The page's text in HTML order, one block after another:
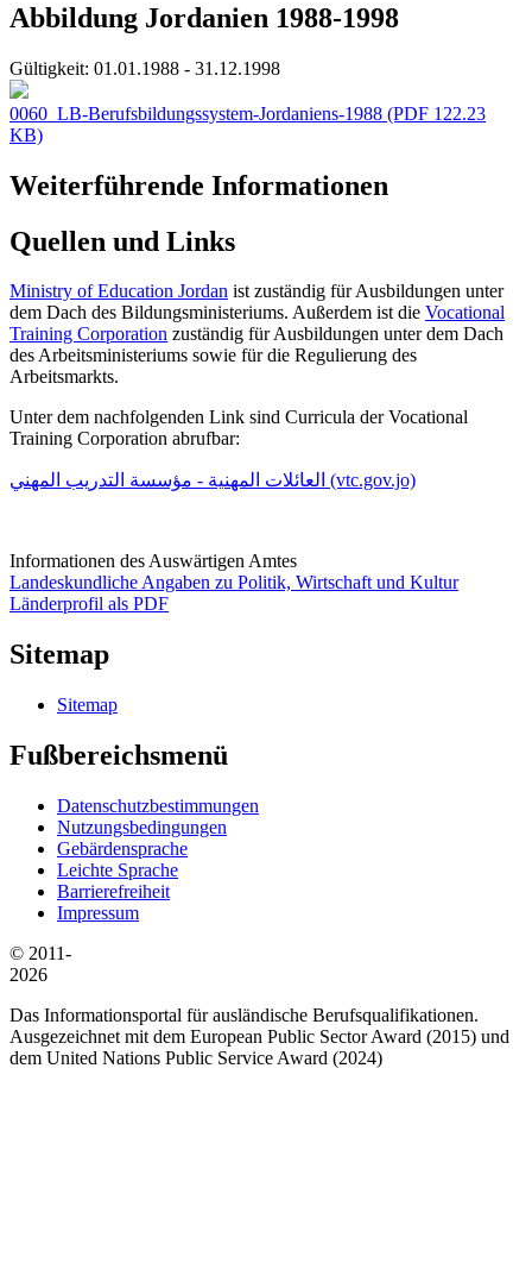
Abbildung Jordanien 1988-1998
Gültigkeit: 01.01.1988 - 31.12.1998
0060_LB-Berufsbildungssystem-Jordaniens-1988 (PDF 122.23
KB)
Weiterführende Informationen
Quellen und Links
Ministry of Education Jordan ist zuständig für Ausbildungen unter
dem Dach des Bildungsministeriums. Außerdem ist die Vocational
Training Corporation zuständig für Ausbildungen unter dem Dach
des Arbeitsministeriums sowie für die Regulierung des
Arbeitsmarkts.
Unter dem nachfolgenden Link sind Curricula der Vocational
Training Corporation abrufbar:
العائلات المهنية - مؤسسة التدريب المهني (vtc.gov.jo)
Informationen des Auswärtigen Amtes
Landeskundliche Angaben zu Politik, Wirtschaft und Kultur
Länderprofil als PDF
Sitemap
Sitemap
Fußbereichsmenü
Datenschutzbestimmungen
Nutzungsbedingungen
Gebärdensprache
Leichte Sprache
Barrierefreiheit
Impressum
© 2011-
2026
Das Informationsportal für ausländische Berufsqualifikationen.
Ausgezeichnet mit dem European Public Sector Award (2015) und
dem United Nations Public Service Award (2024)